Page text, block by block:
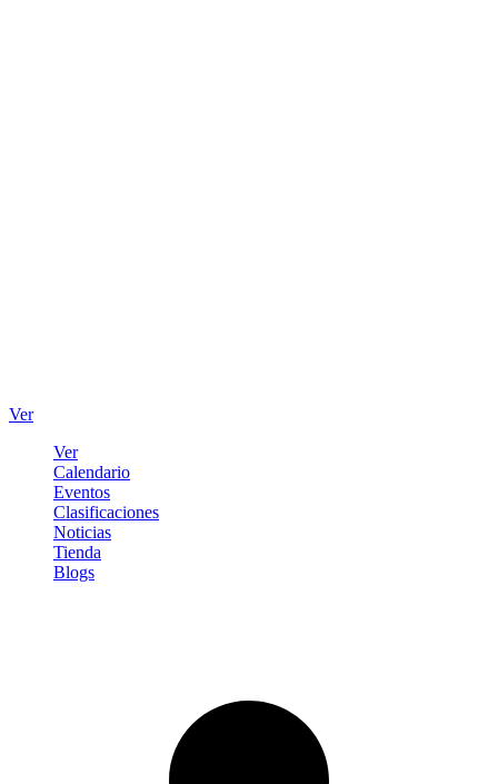
Ver
Ver
Calendario
Eventos
Clasificaciones
Noticias
Tienda
Blogs